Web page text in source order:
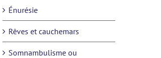
Énurésie
Rêves et cauchemars
Somnambulisme ou